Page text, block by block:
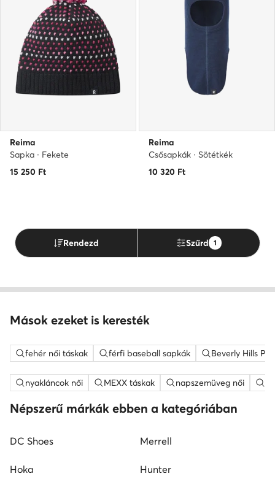
Reima
Sapka · Fekete
15 250 Ft
Reima
Csősapkák · Sötétkék
10 320 Ft
Rendezd Szűrd 1
Mások ezeket is keresték
fehér női táskak férfi baseball sapkák Beverly Hills
nyakláncok női MEXX táskak napszemüveg női
Népszerű márkák ebben a kategóriában
DC Shoes Merrell
Hoka Hunter